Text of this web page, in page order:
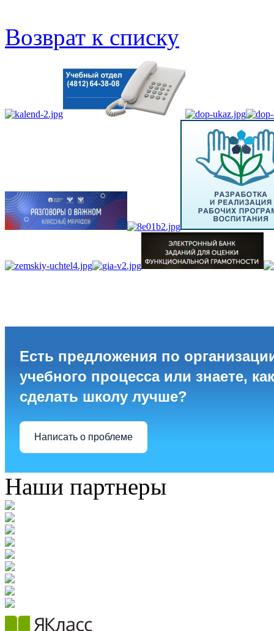
Возврат к списку
Есть предложения по
учебного процесса или знаете, как
сделать школу лучше?
Написать о проблеме
Наши партнеры